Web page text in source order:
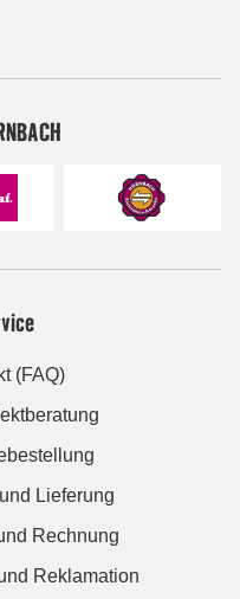
(FAQ)
Lieferung
Rechnung
Reklamation